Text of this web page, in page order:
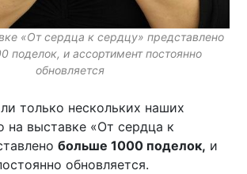
«От сердца к сердцу» представлено
поделок, и ассортимент постоянно
обновляется
только нескольких наших
на выставке «От сердца к
больше 1000 поделок, и
обновляется.